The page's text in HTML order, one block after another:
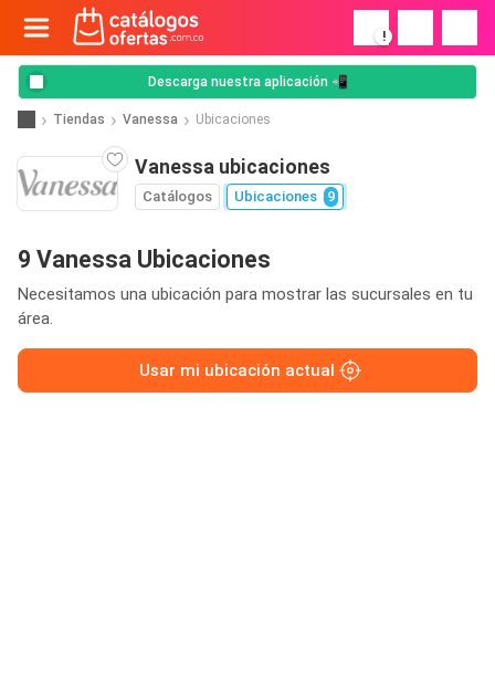
!
Descarga nuestra aplicación 📲
Tiendas Vanessa Ubicaciones
Vanessa ubicaciones
Catálogos Ubicaciones 9
9 Vanessa Ubicaciones
Necesitamos una ubicación para mostrar las sucursales en tu
área.
Usar mi ubicación actual